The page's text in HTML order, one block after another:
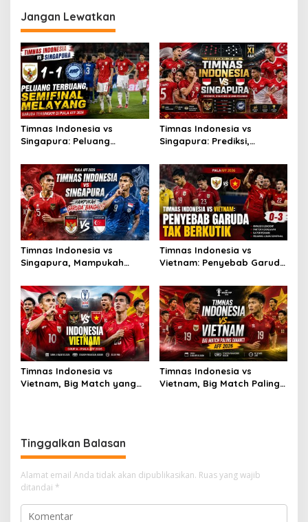
Jangan Lewatkan
Timnas Indonesia vs
Singapura: Peluang
Melayang
Timnas Indonesia vs
Singapura: Prediksi,
Timnas Indonesia vs
Singapura, Mampukah
Timnas Indonesia vs
Vietnam: Penyebab Garuda
Timnas Indonesia vs
Vietnam, Big Match yang
Timnas Indonesia vs
Vietnam, Big Match Paling
Tinggalkan Balasan
Alamat email Anda tidak akan dipublikasikan. Ruas yang wajib
ditandai *